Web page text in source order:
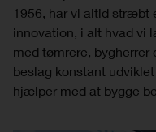
1956, har vi altid stræbt
innovation, i alt hvad vi
med tømrere, bygherrer
beslag konstant
hjælper med at bygge